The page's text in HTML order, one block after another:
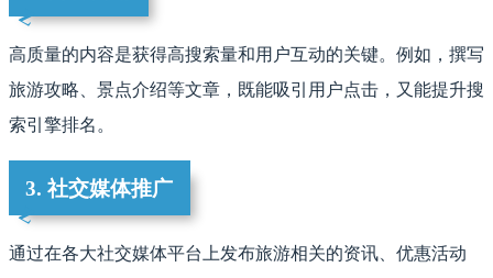
高质量的内容是获得高搜索量和用户互动的关键。例如，撰写
旅游攻略、景点介绍等文章，既能吸引用户点击，又能提升搜
索引擎排名。
3. 社交媒体推广
通过在各大社交媒体平台上发布旅游相关的资讯、优惠活动